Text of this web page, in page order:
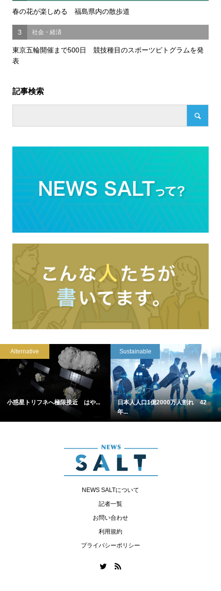
春の花が楽しめる 福島県内の散歩道
3 社会・経済
東京五輪開催まで500日 競技種目のスポーツピトグラムを発
表
記事検索
Alternative
小惑星トリフネへ極限接近 はや...
Sustainable
日本人人口1億2000万人割れ 42
年...
NEWS SALTについて
記者一覧
お問い合わせ
利用規約
プライバシーポリシー